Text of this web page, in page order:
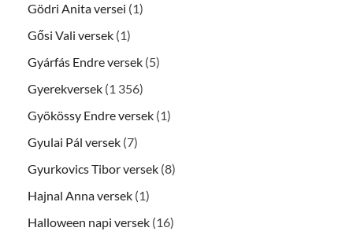
Gödri Anita versei (1)
Gősi Vali versek (1)
Gyárfás Endre versek (5)
Gyerekversek (1 356)
Gyökössy Endre versek (1)
Gyulai Pál versek (7)
Gyurkovics Tibor versek (8)
Hajnal Anna versek (1)
Halloween napi versek (16)